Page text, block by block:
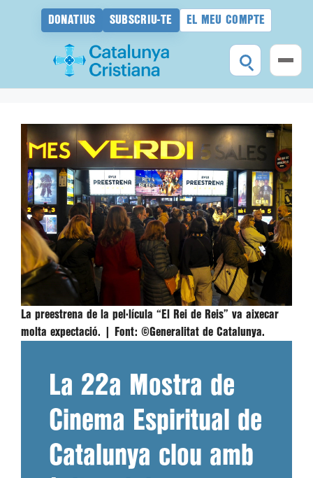
DONATIUS SUBSCRIU-TE EL MEU COMPTE
contingut
La preestrena de la pel·lícula “El Rei de Reis” va aixecar
molta expectació. |
Font: ©Generalitat de Catalunya.
La 22a Mostra de
Cinema Espiritual de
Catalunya clou amb